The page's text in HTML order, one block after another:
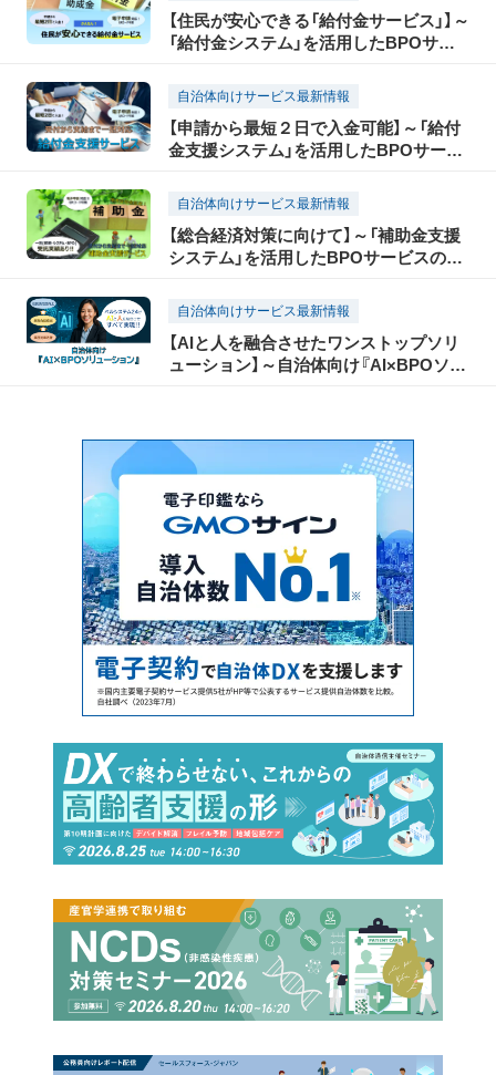
【住民が安心できる「給付金サービス」】～
「給付金システム」を活用したBPOサー
自治体向けサービス最新情報
【申請から最短２日で入金可能】～「給付
金支援システム」を活用したBPOサービ
自治体向けサービス最新情報
【総合経済対策に向けて】～「補助金支援
システム」を活用したBPOサービスのご
自治体向けサービス最新情報
【AIと人を融合させたワンストップソリ
ューション】～自治体向け『AI×BPOソリ